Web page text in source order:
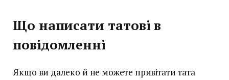
Що написати татові в
повідомленні
Якщо ви далеко й не можете привітати тата